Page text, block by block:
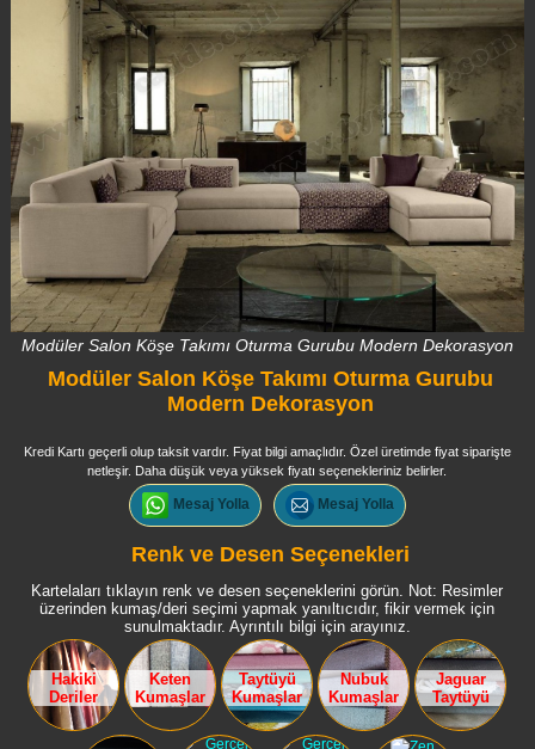
Modüler Salon Köşe Takımı Oturma Gurubu Modern Dekorasyon
Modüler Salon Köşe Takımı Oturma Gurubu
Modern Dekorasyon
Kredi Kartı geçerli olup taksit vardır. Fiyat bilgi amaçlıdır. Özel üretimde fiyat siparişte
netleşir. Daha düşük veya yüksek fiyatı seçenekleriniz belirler.
Mesaj Yolla Mesaj Yolla
Renk ve Desen Seçenekleri
Kartelaları tıklayın renk ve desen seçeneklerini görün. Not: Resimler
üzerinden kumaş/deri seçimi yapmak yanıltıcıdır, fikir vermek için
sunulmaktadır. Ayrıntılı bilgi için arayınız.
Hakiki
Deriler
Keten
Kumaşlar
Taytüyü
Kumaşlar
Nubuk
Kumaşlar
Jaguar
Taytüyü